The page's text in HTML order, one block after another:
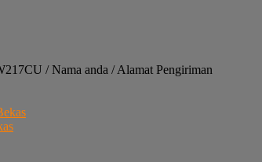
/ Nama anda / Alamat Pengiriman